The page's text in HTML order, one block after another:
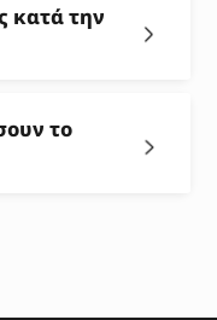
κατά την
το